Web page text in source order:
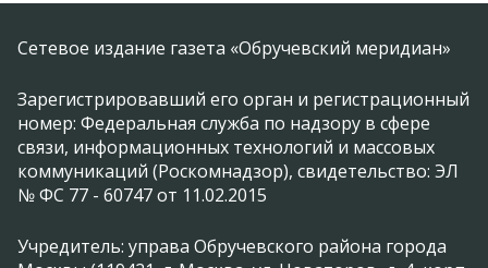
Сетевое издание газета «Обручевский меридиан»
Зарегистрировавший его орган и регистрационный
номер: Федеральная служба по надзору в сфере
связи, информационных технологий и массовых
коммуникаций (Роскомнадзор), свидетельство: ЭЛ
№ ФС 77 - 60747 от 11.02.2015
Учредитель: управа Обручевского района города